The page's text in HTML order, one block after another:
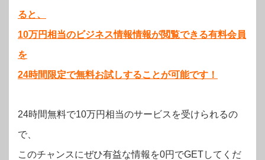
ると、
10万円相当のビジネス情報情報が閲覧できる有料会員
を
24時間限定で無料お試しすることが可能です！
24時間無料で10万円相当のサービスを受けられるの
で、
このチャンスにぜひ有益な情報を0円でGETしてくだ